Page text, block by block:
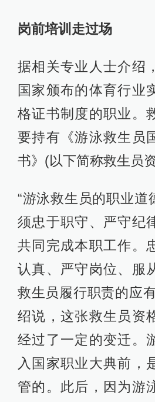
岗前培训走过场
据相关专业人士介绍
国家颁布的体育行业
格证书制度的职业。
要持有《游泳救生员
书》(以下简称救生员
“游泳救生员的职业道
须忠于职守、严守纪
共同完成本职工作。
认真、严守岗位、服
救生员履行职责的应
绍说，这张救生员资
经过了一定的变迁。
入国家职业大典前，
管的。此后，因为游